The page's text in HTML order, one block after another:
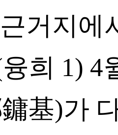
거지에
희 1) 4
基)가